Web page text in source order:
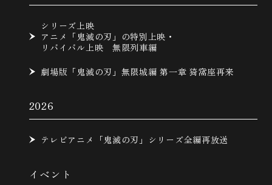
シリーズ上映
アニメ「鬼滅の刃」の特別上映・
リバイバル上映 無限列車編
劇場版「鬼滅の刃」無限城編 第一章 猗窩座再来
2026
テレビアニメ「鬼滅の刃」シリーズ全編再放送
イベント